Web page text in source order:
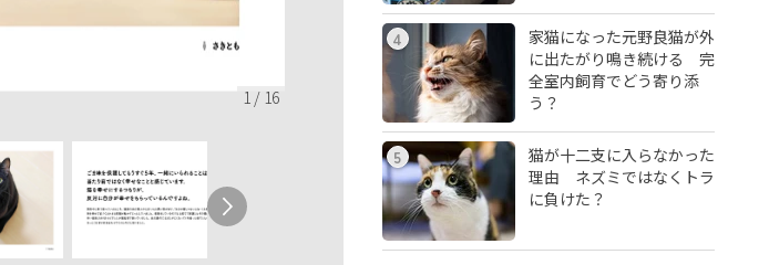
1 / 16
4
家猫になった元野良猫が外
に出たがり鳴き続ける 完
全室内飼育でどう寄り添
う？
5
猫が十二支に入らなかった
理由 ネズミではなくトラ
に負けた？